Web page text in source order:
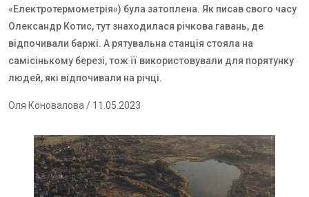
«Електротермометрія») була затоплена. Як писав свого часу
Олександр Котис, тут знаходилася річкова гавань, де
відпочивали баржі. А рятувальна станція стояла на
самісінькому березі, тож її використовували для порятунку
людей, які відпочивали на річці.
Оля Коновалова / 11.05.2023